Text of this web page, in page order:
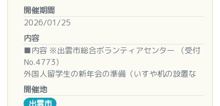
※ただし、中学生以下の方は必ず保護者（または引
率責任者）同伴でご参加ください。
■申込方法
しまね電子申請フォーム
か、「募集チラシ」参加申込書にご記入のうえ
FAX（0852-55-5497）からもお申し込みいただけ
ます。
★申込先：津和野町ボランティアセンター
TEL:0856-72-1494
開催期間
2026/01/25
内容
■内容 ※出雲市総合ボランティアセンター （受付
No.4773）
外国人留学生の新年会の準備（いすや机の設置な
ど）と当日お手伝い（受付・片付けや一緒にゲーム
などに参加することなど）
開催地
出雲市